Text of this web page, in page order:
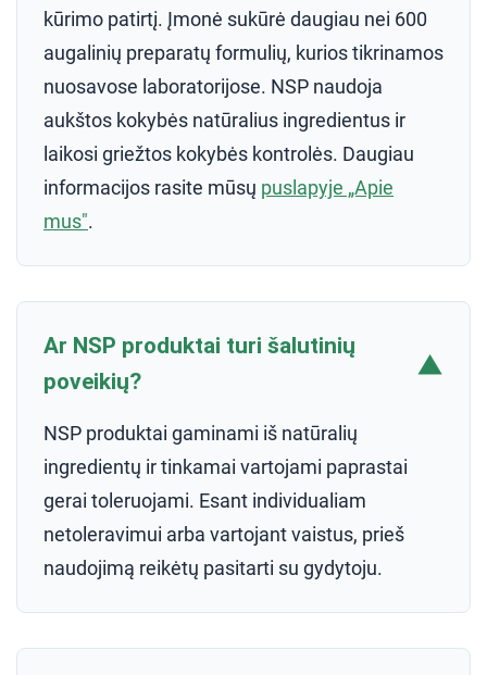
kūrimo patirtį. Įmonė sukūrė daugiau nei 600
augalinių preparatų formulių, kurios tikrinamos
nuosavose laboratorijose. NSP naudoja
aukštos kokybės natūralius ingredientus ir
laikosi griežtos kokybės kontrolės. Daugiau
informacijos rasite mūsų puslapyje „Apie
mus".
Ar NSP produktai turi šalutinių
poveikių?
▼
NSP produktai gaminami iš natūralių
ingredientų ir tinkamai vartojami paprastai
gerai toleruojami. Esant individualiam
netoleravimui arba vartojant vaistus, prieš
naudojimą reikėtų pasitarti su gydytoju.